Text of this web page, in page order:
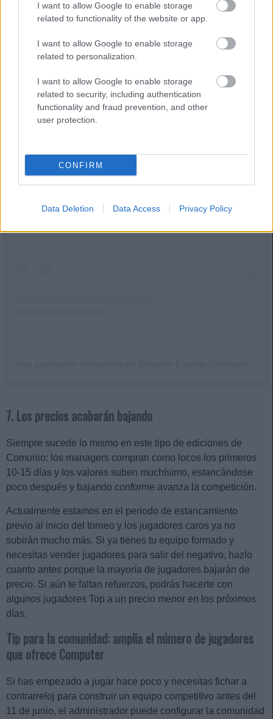
I want to allow Google to enable storage
related to functionality of the website or app.
I want to allow Google to enable storage
related to personalization.
I want to allow Google to enable storage
related to security, including authentication
functionality and fraud prevention, and other
user protection.
CONFIRM
Data Deletion Data Access Privacy Policy
7. Los precios acabarán bajando
Siempre sucede lo mismo en este tipo de ediciones de
Comunio: los managers compran como locos los primeros
10-15 días y los valores suben muchísimo, estancándose
poco después y bajando conforme avanza la competición.
Actualmente estamos en el periodo de estancamiento
previo al inicio del torneo y los jugadores caros ya no
subirán mucho más. Si ya tienes tu equipo formado y
necesitas vender jugadores para salir del negativo, hazlo
cuanto antes porque la mayoría de jugadores bajarán de
precio. Si aún te faltan refuerzos, podrás hacerte con
algunos jugadores Top a un precio menor en los próximos
días.
Tip para la comunidad: amplia el número de jugadores
que ofrece Computer
Si has empezado a jugar hace poco y necesitas fichar a
contrarreloj para construir un equipo competitivo antes del
11 de junio, el administrador puede configurar la comunidad